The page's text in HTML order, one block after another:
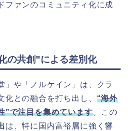
ファンのコミュニティ化に成
の共創”による差別化
」や「ノルケイン」は、クラ
化との融合を打ち出し、 “海外
”で注目を集めています。この
は、特に国内富裕層に強く響